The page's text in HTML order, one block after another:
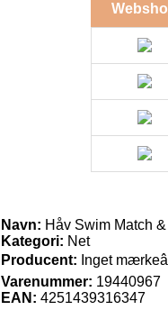
Navn: Håv Swim Match
Kategori: Net
Producent: Inget
Varenummer: 19440967
EAN: 4251439316347